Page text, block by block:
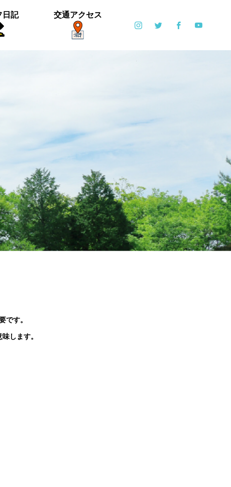
日記 交通アクセス
8月22日(土)開催☆夏の星空観察会
6月6日(土)・6月7日(日)開催！【ブリエ
の森 Vol.2】
5月23日(土)開催☆令和8年度 初夏の自
然観察会
カイツブリ子育て中
2026.06.26
ミゾソバとアキノウナギツカミ、サク
ラタデ
2025.10.01
【御礼】「北中マルシェ2019」あり
がとうございました
2019.11.18
雪の公園となりました
2026.01.22
寒い天気です
2023.02.25
です。
します。